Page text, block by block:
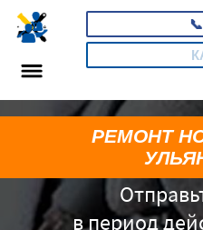
📞
в период
РЕМОНТ